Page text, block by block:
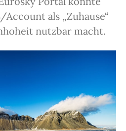
als „Zuhause“
nutzbar macht.